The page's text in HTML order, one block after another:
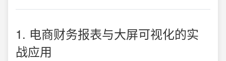
1. 电商财务报表与大屏可视化的实
战应用